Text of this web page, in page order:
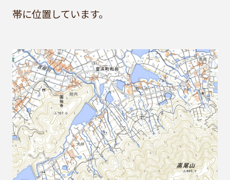
帯に位置しています。